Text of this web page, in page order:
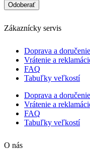
Odoberať
Zákaznícky servis
Doprava a doručenie
Vrátenie a
FAQ
Tabuľky veľkostí
Doprava a doručenie
Vrátenie a
FAQ
Tabuľky veľkostí
O nás